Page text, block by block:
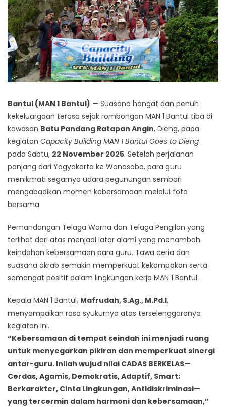
Bantul (MAN 1 Bantul) — Suasana hangat dan penuh
kekeluargaan terasa sejak rombongan MAN 1 Bantul tiba di
kawasan Batu Pandang Ratapan Angin, Dieng, pada
kegiatan Capacity Building MAN 1 Bantul Goes to Dieng
pada Sabtu, 22 November 2025. Setelah perjalanan
panjang dari Yogyakarta ke Wonosobo, para guru
menikmati segarnya udara pegunungan sembari
mengabadikan momen kebersamaan melalui foto
bersama.
Pemandangan Telaga Warna dan Telaga Pengilon yang
terlihat dari atas menjadi latar alami yang menambah
keindahan kebersamaan para guru. Tawa ceria dan
suasana akrab semakin memperkuat kekompakan serta
semangat positif dalam lingkungan kerja MAN 1 Bantul.
Kepala MAN 1 Bantul, Mafrudah, S.Ag., M.Pd.I,
menyampaikan rasa syukurnya atas terselenggaranya
kegiatan ini.
“Kebersamaan di tempat seindah ini menjadi ruang
untuk menyegarkan pikiran dan memperkuat sinergi
antar-guru. Inilah wujud nilai CADAS BERKELAS—
Cerdas, Agamis, Demokratis, Adaptif, Smart;
Berkarakter, Cinta Lingkungan, Antidiskriminasi—
yang tercermin dalam harmoni dan kebersamaan,”